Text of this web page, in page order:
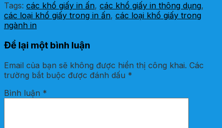
Tags: các khổ giấy in ấn, các khổ giấy in thông dụng,
các loại khổ giấy trong in ấn, các loại khổ giấy trong
ngành in
Để lại một bình luận
Email của bạn sẽ không được hiển thị công khai. Các
trường bắt buộc được đánh dấu *
Bình luận *